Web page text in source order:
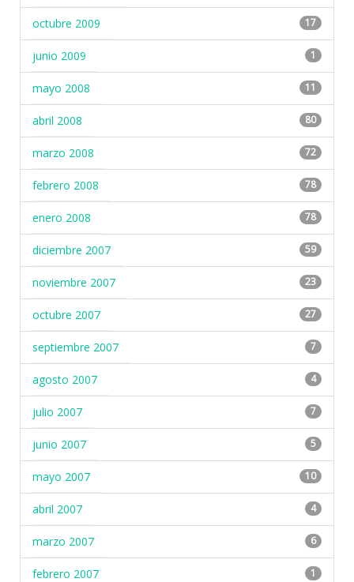
octubre 2009 17
junio 2009 1
mayo 2008 11
abril 2008 80
marzo 2008 72
febrero 2008 78
enero 2008 78
diciembre 2007 59
noviembre 2007 23
octubre 2007 27
septiembre 2007 7
agosto 2007 4
julio 2007 7
junio 2007 5
mayo 2007 10
abril 2007 4
marzo 2007 6
febrero 2007 1